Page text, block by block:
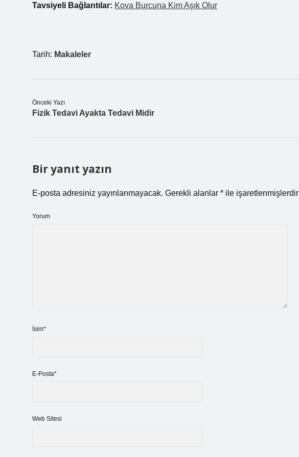
Tavsiyeli Bağlantılar: Kova Burcuna Kim Aşık Olur
Tarih: Makaleler
Önceki Yazı
Fizik Tedavi Ayakta Tedavi Midir
Bir yanıt yazın
E-posta adresiniz yayınlanmayacak. Gerekli alanlar * ile işaretlenmişlerdir
Yorum
İsim*
E-Posta*
Web Sitesi